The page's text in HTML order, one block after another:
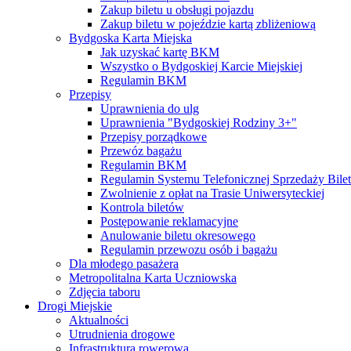
Zakup biletu u obsługi pojazdu
Zakup biletu w pojeździe kartą zbliżeniową
Bydgoska Karta Miejska
Jak uzyskać kartę BKM
Wszystko o Bydgoskiej Karcie Miejskiej
Regulamin BKM
Przepisy
Uprawnienia do ulg
Uprawnienia "Bydgoskiej Rodziny 3+"
Przepisy porządkowe
Przewóz bagażu
Regulamin BKM
Regulamin Systemu Telefonicznej Sprzedaży
Zwolnienie z opłat na Trasie Uniwersyteckiej
Kontrola biletów
Postępowanie reklamacyjne
Anulowanie biletu okresowego
Regulamin przewozu osób i bagażu
Dla młodego pasażera
Metropolitalna Karta Uczniowska
Zdjęcia taboru
Drogi Miejskie
Aktualności
Utrudnienia drogowe
Infrastruktura rowerowa